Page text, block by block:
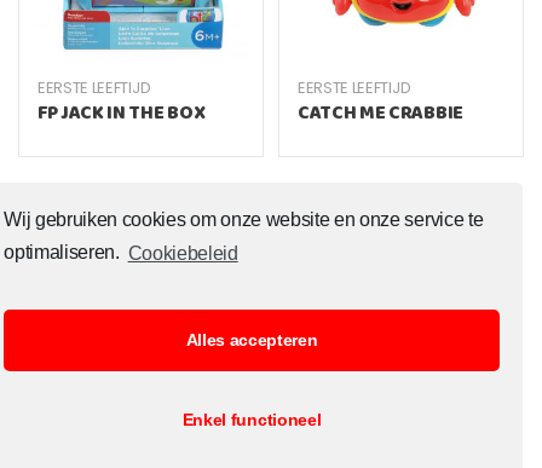
Wij gebruiken cookies om onze website en onze service te
optimaliseren. Cookiebeleid
Alles accepteren
Enkel functioneel
EERSTE LEEFTIJD
FP JACK IN THE BOX
EERSTE LEEFTIJD
CATCH ME CRABBIE